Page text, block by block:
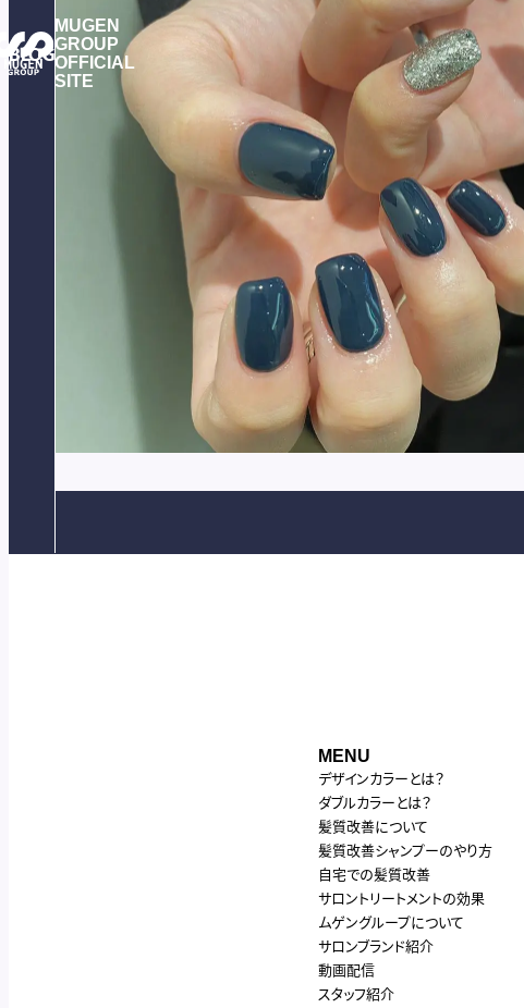
MUGEN
GROUP
OFFICIAL
SITE
BLOG
MENU
デザインカラーとは？
ダブルカラーとは？
髪質改善について
髪質改善シャンプーのやり方
自宅での髪質改善
サロントリートメントの効果
ムゲングループについて
サロンブランド紹介
動画配信
スタッフ紹介